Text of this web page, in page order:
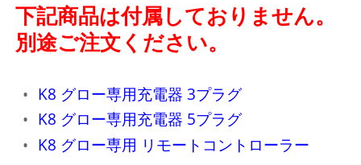
下記商品は付属しておりません。
別途ご注文ください。
K8 グロー専用充電器 3プラグ
K8 グロー専用充電器 5プラグ
K8 グロー専用 リモートコントローラー